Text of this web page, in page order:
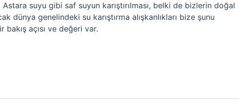
suyu gibi saf suyun karıştırılması, belki de bizlerin doğal
dünya genelindeki su karıştırma alışkanlıkları bize şunu
açısı ve değeri var.